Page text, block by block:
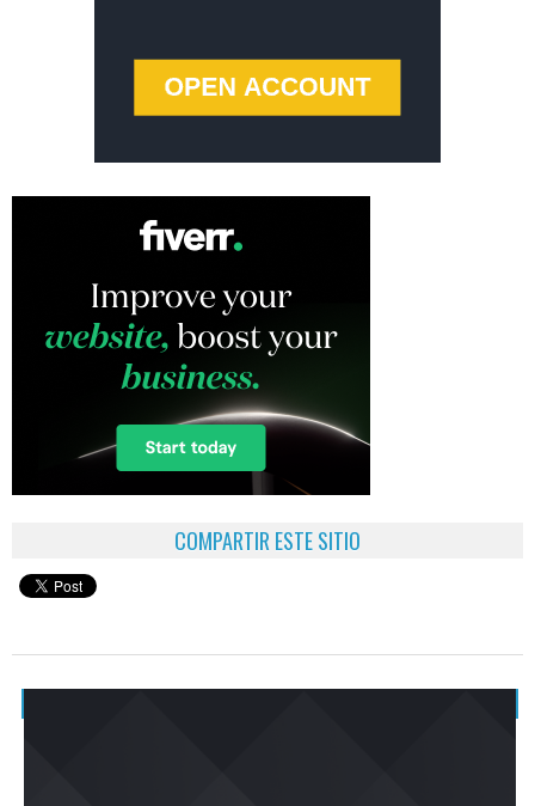
COMPARTIR ESTE SITIO